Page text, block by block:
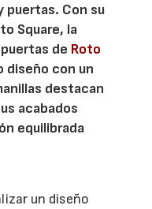
puertas. Con su
Square, la
de Roto
diseño con un
destacan
acabados
equilibrada
un diseño